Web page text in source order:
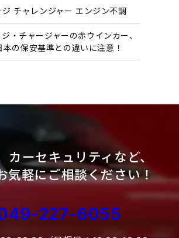
チャレンジャー エンジン不調
・チャージャーの赤ウインカー、
の保安基準との違いに注意！
カーセキュリティなど、
気軽にご相談ください！
227-6055